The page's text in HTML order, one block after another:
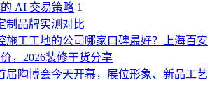
AI 交易策略 1
制品牌实测对比
施工工地的公司哪家口碑最好？上海百安
，2026装修干货分享
届陶博会今天开幕，展位形象、新品工艺